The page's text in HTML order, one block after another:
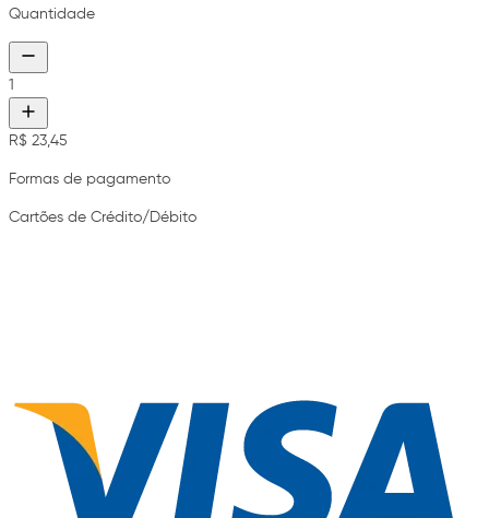
Quantidade
1
R$ 23,45
Formas de pagamento
Cartões de Crédito/Débito